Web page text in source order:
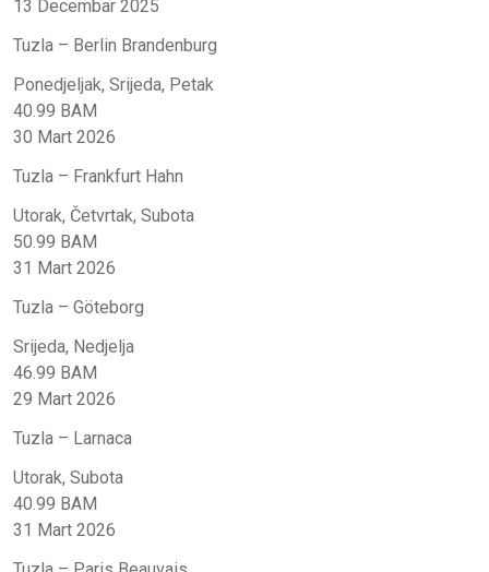
13 Decembar 2025
Tuzla – Berlin Brandenburg
Ponedjeljak, Srijeda, Petak
40.99 BAM
30 Mart 2026
Tuzla – Frankfurt Hahn
Utorak, Četvrtak, Subota
50.99 BAM
31 Mart 2026
Tuzla – Göteborg
Srijeda, Nedjelja
46.99 BAM
29 Mart 2026
Tuzla – Larnaca
Utorak, Subota
40.99 BAM
31 Mart 2026